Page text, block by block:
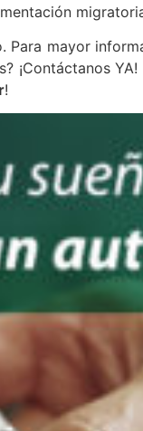
mayor
¡Contáctanos
!